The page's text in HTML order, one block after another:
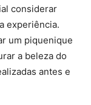
considerar
experiência.
um piquenique
a beleza do
antes e